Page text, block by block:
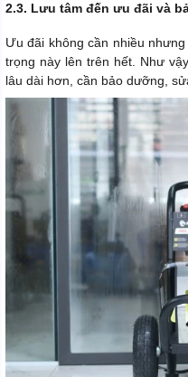
2.3. Lưu tâm đến ưu đãi và
Ưu đãi không cần nhiều
trọng này lên trên hết. Như
lâu dài hơn, cần bảo dưỡng,